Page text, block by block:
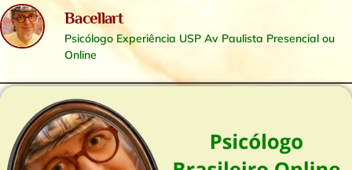
Bacellart
Psicólogo Experiência USP Av Paulista Presencial ou
Online